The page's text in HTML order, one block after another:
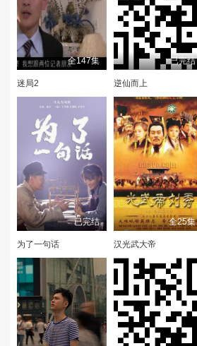
全147集
迷局2
已完结
逆仙而上
已完结
为了一句话
全25集
汉光武大帝